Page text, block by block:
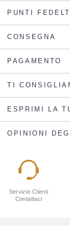
PUNTI
CONSEGNA
PAGAMENTO
TI
ESPRIMI LA
OPINIONI
Servizio Clienti
Contattaci